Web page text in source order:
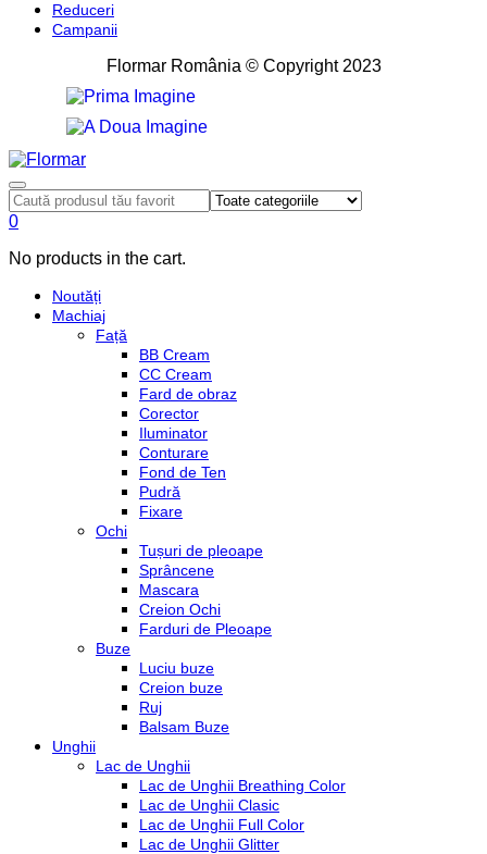
Reduceri
Campanii
Flormar România © Copyright 2023
0
No products in the cart.
Noutăți
Machiaj
Față
BB Cream
CC Cream
Fard de obraz
Corector
Iluminator
Conturare
Fond de Ten
Pudră
Fixare
Ochi
Tușuri de pleoape
Sprâncene
Mascara
Creion Ochi
Farduri de Pleoape
Buze
Luciu buze
Creion buze
Ruj
Balsam Buze
Unghii
Lac de Unghii
Lac de Unghii Breathing Color
Lac de Unghii Clasic
Lac de Unghii Full Color
Lac de Unghii Glitter